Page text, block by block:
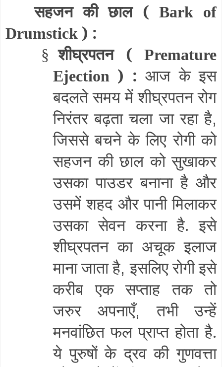
सहजन की छाल ( Bark of
Drumstick ) :
§ शीघ्रपतन ( Premature
Ejection ) :आज के इस
बदलते समय में शीघ्रपतन रोग
निरंतर बढ़ता चला जा रहा है,
जिससे बचने के लिए रोगी को
सहजन की छाल को सुखाकर
उसका पाउडर बनाना है और
उसमें शहद और पानी मिलाकर
उसका सेवन करना है. इसे
शीघ्रपतन का अचूक इलाज
माना जाता है,इसलिए रोगी इसे
करीब एक सप्ताह तक तो
जरुर अपनाएँ,तभी उन्हें
मनवांछित फल प्राप्त होता है.
ये पुरुषों के द्रव की गुणवत्ता